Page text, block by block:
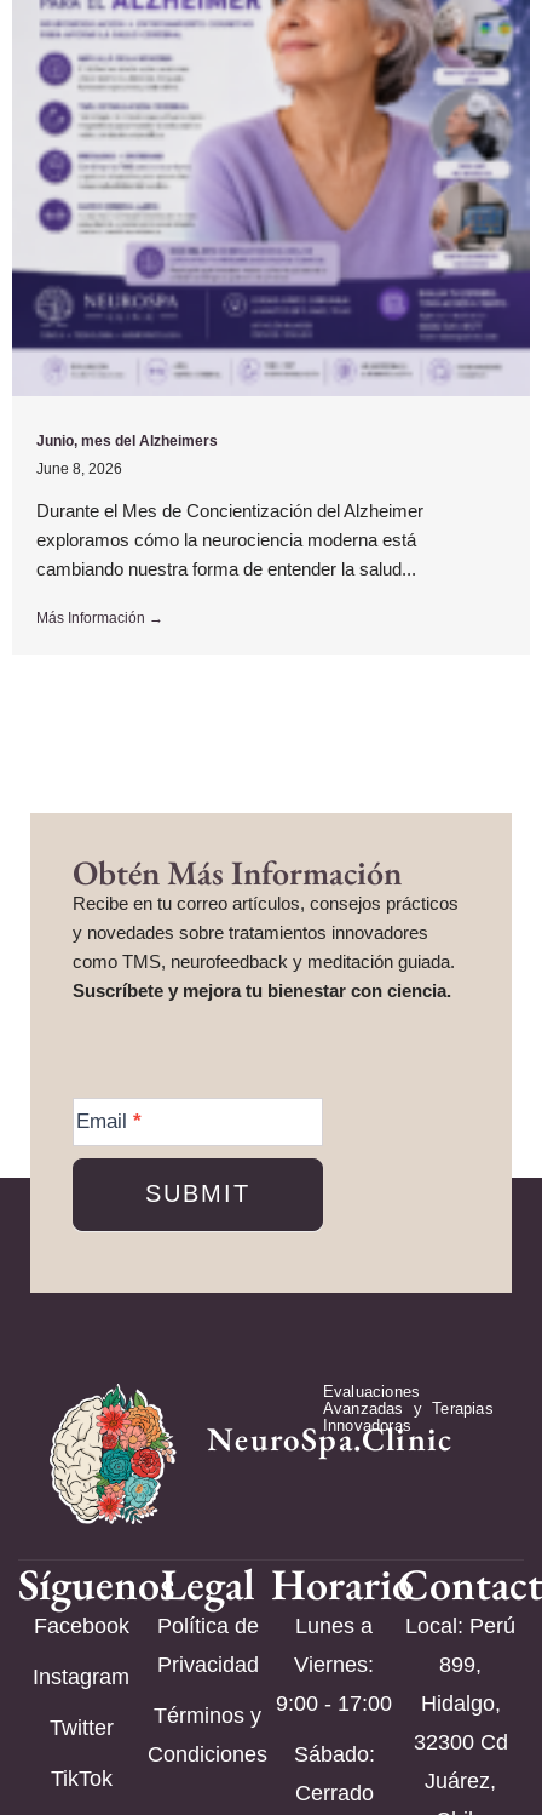
Junio, mes del Alzheimers
June 8, 2026
Durante el Mes de Concientización del Alzheimer
exploramos cómo la neurociencia moderna está
cambiando nuestra forma de entender la salud...
Más Información →
Obtén Más Información
Recibe en tu correo artículos, consejos prácticos
y novedades sobre tratamientos innovadores
como TMS, neurofeedback y meditación guiada.
Suscríbete y mejora tu bienestar con ciencia.
Information
Email *
SUBMIT
NeuroSpa.Clinic
Evaluaciones
Avanzadas y Terapias
Innovadoras
Síguenos
Facebook
Instagram
Twitter
TikTok
Legal
Política de
Privacidad
Términos y
Condiciones
Horario
Lunes a
Viernes:
9:00 - 17:00
Sábado:
Cerrado
Local: Perú
899,
Hidalgo,
32300 Cd
Juárez,